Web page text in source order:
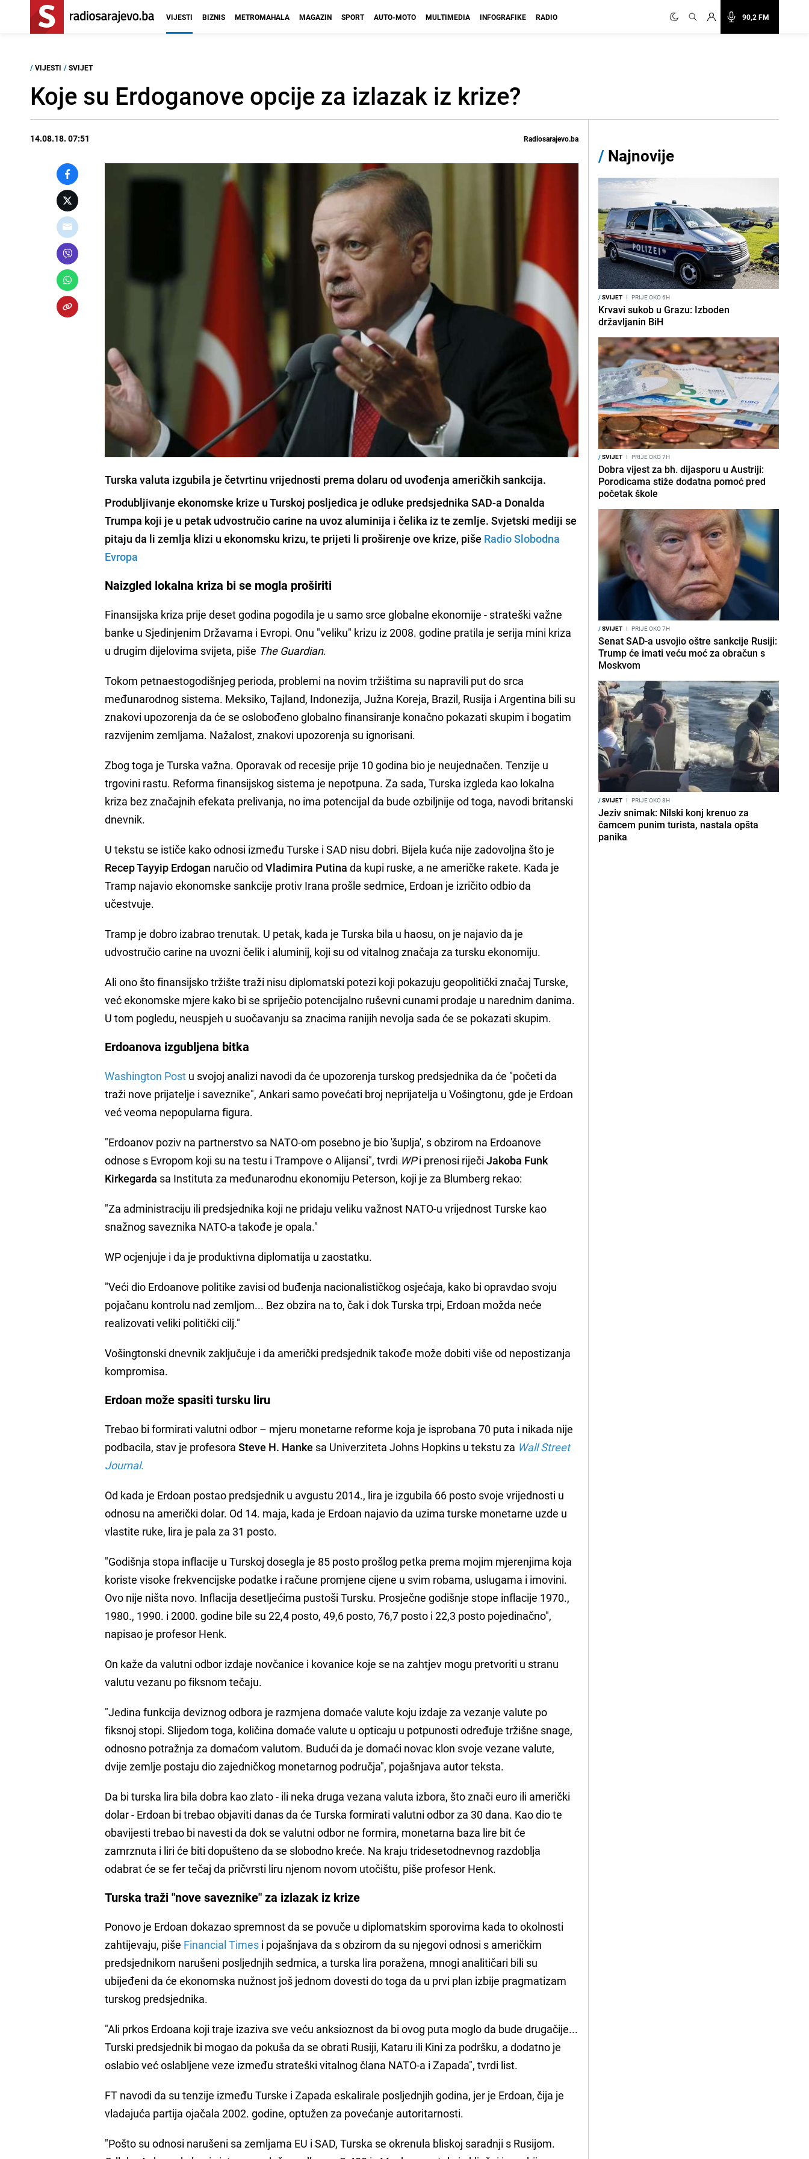
90,2 FM
VIJESTI BIZNIS METROMAHALA MAGAZIN SPORT AUTO-MOTO MULTIMEDIA INFOGRAFIKE RADIO
/ VIJESTI / SVIJET
Koje su Erdoganove opcije za izlazak iz krize?
14.08.18. 07:51 Radiosarajevo.ba
Turska valuta izgubila je četvrtinu vrijednosti prema dolaru od uvođenja američkih sankcija.
Produbljivanje ekonomske krize u Turskoj posljedica je odluke predsjednika SAD-a Donalda
Trumpa koji je u petak udvostručio carine na uvoz aluminija i čelika iz te zemlje. Svjetski mediji se
pitaju da li zemlja klizi u ekonomsku krizu, te prijeti li proširenje ove krize, piše Radio Slobodna
Evropa
Naizgled lokalna kriza bi se mogla proširiti
Finansijska kriza prije deset godina pogodila je u samo srce globalne ekonomije - strateški važne
banke u Sjedinjenim Državama i Evropi. Onu "veliku" krizu iz 2008. godine pratila je serija mini kriza
u drugim dijelovima svijeta, piše The Guardian.
Tokom petnaestogodišnjeg perioda, problemi na novim tržištima su napravili put do srca
međunarodnog sistema. Meksiko, Tajland, Indonezija, Južna Koreja, Brazil, Rusija i Argentina bili su
znakovi upozorenja da će se oslobođeno globalno finansiranje konačno pokazati skupim i bogatim
razvijenim zemljama. Nažalost, znakovi upozorenja su ignorisani.
Zbog toga je Turska važna. Oporavak od recesije prije 10 godina bio je neujednačen. Tenzije u
trgovini rastu. Reforma finansijskog sistema je nepotpuna. Za sada, Turska izgleda kao lokalna
kriza bez značajnih efekata prelivanja, no ima potencijal da bude ozbiljnije od toga, navodi britanski
dnevnik.
U tekstu se ističe kako odnosi između Turske i SAD nisu dobri. Bijela kuća nije zadovoljna što je
Recep Tayyip Erdogan naručio odVladimira Putina da kupi ruske, a ne američke rakete. Kada je
Tramp najavio ekonomske sankcije protiv Irana prošle sedmice, Erdoan je izričito odbio da
učestvuje.
Tramp je dobro izabrao trenutak. U petak, kada je Turska bila u haosu, on je najavio da je
udvostručio carine na uvozni čelik i aluminij, koji su od vitalnog značaja za tursku ekonomiju.
Ali ono što finansijsko tržište traži nisu diplomatski potezi koji pokazuju geopolitički značaj Turske,
već ekonomske mjere kako bi se spriječio potencijalno ruševni cunami prodaje u narednim danima.
U tom pogledu, neuspjeh u suočavanju sa znacima ranijih nevolja sada će se pokazati skupim.
Erdoanova izgubljena bitka
Washington Post u svojoj analizi navodi da će upozorenja turskog predsjednika da će "početi da
traži nove prijatelje i saveznike", Ankari samo povećati broj neprijatelja u Vošingtonu, gde je Erdoan
već veoma nepopularna figura.
"Erdoanov poziv na partnerstvo sa NATO-om posebno je bio 'šuplja', s obzirom na Erdoanove
odnose s Evropom koji su na testu i Trampove o Alijansi", tvrdi WPi prenosi riječi Jakoba Funk
Kirkegarda sa Instituta za međunarodnu ekonomiju Peterson, koji je za Blumberg rekao:
"Za administraciju ili predsjednika koji ne pridaju veliku važnost NATO-u vrijednost Turske kao
snažnog saveznika NATO-a takođe je opala."
WP ocjenjuje i da je produktivna diplomatija u zaostatku.
"Veći dio Erdoanove politike zavisi od buđenja nacionalističkog osjećaja, kako bi opravdao svoju
pojačanu kontrolu nad zemljom... Bez obzira na to, čak i dok Turska trpi, Erdoan možda neće
realizovati veliki politički cilj."
Vošingtonski dnevnik zaključuje i da američki predsjednik takođe može dobiti više od nepostizanja
kompromisa.
Erdoan može spasiti tursku liru
Trebao bi formirati valutni odbor – mjeru monetarne reforme koja je isprobana 70 puta i nikada nije
podbacila, stav je profesoraSteve H. Hanke sa Univerziteta Johns Hopkins u tekstu za Wall Street
Journal.
Od kada je Erdoan postao predsjednik u avgustu 2014., lira je izgubila 66 posto svoje vrijednosti u
odnosu na američki dolar. Od 14. maja, kada je Erdoan najavio da uzima turske monetarne uzde u
vlastite ruke, lira je pala za 31 posto.
"Godišnja stopa inflacije u Turskoj dosegla je 85 posto prošlog petka prema mojim mjerenjima koja
koriste visoke frekvencijske podatke i račune promjene cijene u svim robama, uslugama i imovini.
Ovo nije ništa novo. Inflacija desetljećima pustoši Tursku. Prosječne godišnje stope inflacije 1970.,
1980., 1990. i 2000. godine bile su 22,4 posto, 49,6 posto, 76,7 posto i 22,3 posto pojedinačno",
napisao je profesor Henk.
On kaže da valutni odbor izdaje novčanice i kovanice koje se na zahtjev mogu pretvoriti u stranu
valutu vezanu po fiksnom tečaju.
"Jedina funkcija deviznog odbora je razmjena domaće valute koju izdaje za vezanje valute po
fiksnoj stopi. Slijedom toga, količina domaće valute u opticaju u potpunosti određuje tržišne snage,
odnosno potražnja za domaćom valutom. Budući da je domaći novac klon svoje vezane valute,
dvije zemlje postaju dio zajedničkog monetarnog područja", pojašnjava autor teksta.
Da bi turska lira bila dobra kao zlato - ili neka druga vezana valuta izbora, što znači euro ili američki
dolar - Erdoan bi trebao objaviti danas da će Turska formirati valutni odbor za 30 dana. Kao dio te
obavijesti trebao bi navesti da dok se valutni odbor ne formira, monetarna baza lire bit će
zamrznuta i liri će biti dopušteno da se slobodno kreće. Na kraju tridesetodnevnog razdoblja
odabrat će se fer tečaj da pričvrsti liru njenom novom utočištu, piše profesor Henk.
Turska traži "nove saveznike" za izlazak iz krize
Ponovo je Erdoan dokazao spremnost da se povuče u diplomatskim sporovima kada to okolnosti
zahtijevaju, piše Financial Times i pojašnjava da s obzirom da su njegovi odnosi s američkim
predsjednikom narušeni posljednjih sedmica, a turska lira poražena, mnogi analitičari bili su
ubijeđeni da će ekonomska nužnost još jednom dovesti do toga da u prvi plan izbije pragmatizam
turskog predsjednika.
"Ali prkos Erdoana koji traje izaziva sve veću anksioznost da bi ovog puta moglo da bude drugačije...
Turski predsjednik bi mogao da pokuša da se obrati Rusiji, Kataru ili Kini za podršku, a dodatno je
oslabio već oslabljene veze između strateški vitalnog člana NATO-a i Zapada", tvrdi list.
FT navodi da su tenzije između Turske i Zapada eskalirale posljednjih godina, jer je Erdoan, čija je
vladajuća partija ojačala 2002. godine, optužen za povećanje autoritarnosti.
"Pošto su odnosi narušeni sa zemljama EU i SAD, Turska se okrenula bliskoj saradnji s Rusijom.
/ Najnovije
/SVIJET I PRIJE OKO 6H
Krvavi sukob u Grazu: Izboden
državljanin BiH
/SVIJET I PRIJE OKO 7H
Dobra vijest za bh. dijasporu u Austriji:
Porodicama stiže dodatna pomoć pred
početak škole
/SVIJET I PRIJE OKO 7H
Senat SAD-a usvojio oštre sankcije Rusiji:
Trump će imati veću moć za obračun s
Moskvom
/SVIJET I PRIJE OKO 8H
Jeziv snimak: Nilski konj krenuo za
čamcem punim turista, nastala opšta
panika